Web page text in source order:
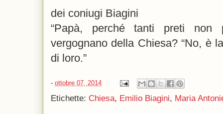
dei coniugi Biagini
“Papà, perché tanti preti non
vergognano della Chiesa? “No, è
di loro.”
- ottobre 07, 2014
Etichette: Chiesa, Emilio Biagini, Maria